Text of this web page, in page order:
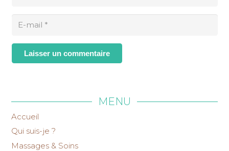
Laisser un commentaire
MENU
Accueil
Qui suis-je ?
Massages & Soins